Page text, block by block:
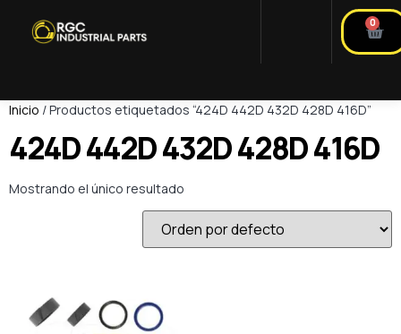
0
Inicio / Productos etiquetados “424D 442D 432D 428D 416D”
424D 442D 432D 428D 416D
Mostrando el único resultado